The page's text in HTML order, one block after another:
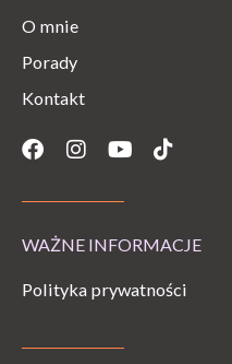
O mnie
Porady
Kontakt
Facebook
Instagram
YoutubeTiktok
WAŻNE INFORMACJE
Polityka prywatności